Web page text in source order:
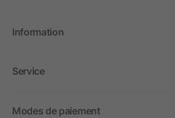
Information
Service
Modes de paiement